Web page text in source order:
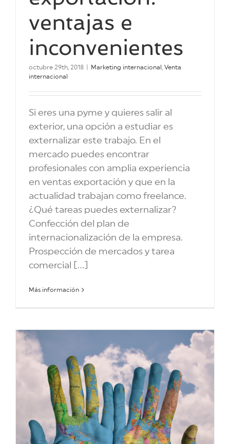
ventajas e
inconvenientes
octubre 29th, 2018 Marketing internacional
Venta
internacional
Si eres una pyme y quieres salir al
exterior, una opción a estudiar es
externalizar este trabajo. En el
mercado puedes encontrar
profesionales con amplia experiencia
en ventas exportación y que en la
actualidad trabajan como freelance.
¿Qué tareas puedes externalizar?
Confección del plan de
internacionalización de la empresa.
Prospección de mercados y tarea
comercial [...]
Más información